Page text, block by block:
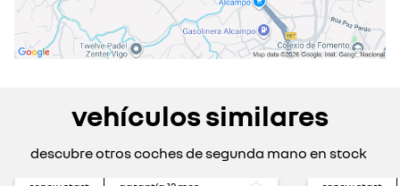
vehículos similares
descubre otros coches de segunda mano en stock